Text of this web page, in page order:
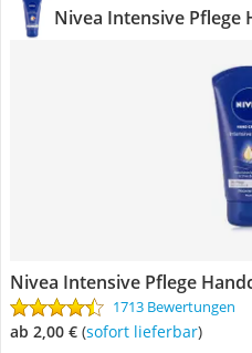
Nivea Intensive Pflege
Nivea Intensive Pflege
1713 Bewertungen
ab 2,00 € ( Sofort lieferbar)